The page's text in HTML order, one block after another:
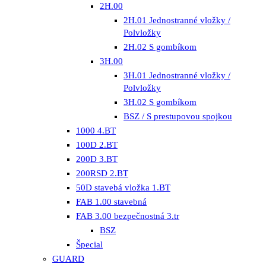
2H.00
2H.01 Jednostranné vložky /
Polvložky
2H.02 S gombíkom
3H.00
3H.01 Jednostranné vložky /
Polvložky
3H.02 S gombíkom
BSZ / S prestupovou spojkou
1000 4.BT
100D 2.BT
200D 3.BT
200RSD 2.BT
50D stavebá vložka 1.BT
FAB 1.00 stavebná
FAB 3.00 bezpečnostná 3.tr
BSZ
Špecial
GUARD